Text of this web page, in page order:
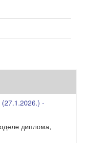
-
диплома,